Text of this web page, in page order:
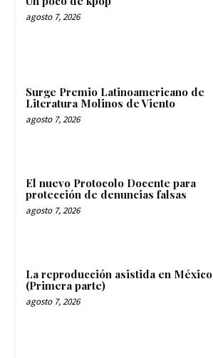
agosto 7, 2026
Surge Premio Latinoamericano de
Literatura Molinos de Viento
agosto 7, 2026
El nuevo Protocolo Docente para
protección de denuncias falsas
agosto 7, 2026
La reproducción asistida en México
(Primera parte)
agosto 7, 2026